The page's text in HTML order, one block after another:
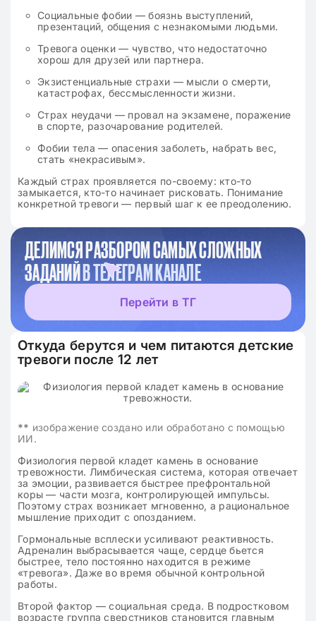
Социальные фобии — боязнь выступлений,
презентаций, общения с незнакомыми людьми.
Тревога оценки — чувство, что недостаточно
хорош для друзей или партнера.
Экзистенциальные страхи — мысли о смерти,
катастрофах, бессмысленности жизни.
Страх неудачи — провал на экзамене, поражение
в спорте, разочарование родителей.
Фобии тела — опасения заболеть, набрать вес,
стать «некрасивым».
Каждый страх проявляется по-своему: кто-то
замыкается, кто-то начинает рисковать. Понимание
конкретной тревоги — первый шаг к ее преодолению.
ДЕЛИМСЯ РАЗБОРОМ САМЫХ СЛОЖНЫХ
ЗАДАНИЙВ ТЕЛЕГРАМ КАНАЛЕ
Перейти в ТГ
Откуда берутся и чем питаются детские
тревоги после 12 лет
** изображение создано или обработано с помощью
ИИ.
Физиология первой кладет камень в основание
тревожности. Лимбическая система, которая отвечает
за эмоции, развивается быстрее префронтальной
коры — части мозга, контролирующей импульсы.
Поэтому страх возникает мгновенно, а рациональное
мышление приходит с опозданием.
Гормональные всплески усиливают реактивность.
Адреналин выбрасывается чаще, сердце бьется
быстрее, тело постоянно находится в режиме
«тревога». Даже во время обычной контрольной
работы.
Второй фактор — социальная среда. В подростковом
возрасте группа сверстников становится главным